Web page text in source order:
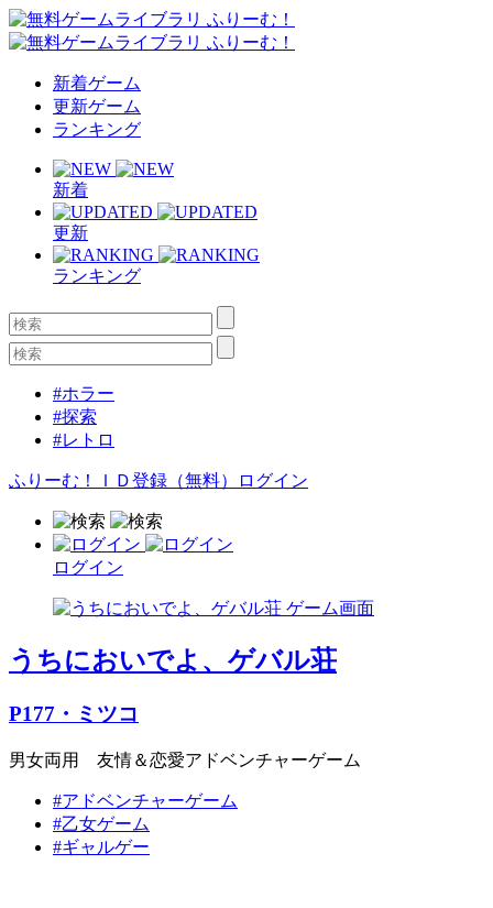
新着ゲーム
更新ゲーム
ランキング
新着
更新
ランキング
#ホラー
#探索
#レトロ
ふりーむ！ＩＤ登録（無料） ログイン
ログイン
うちにおいでよ、ゲバル荘
P177・ミツコ
男女両用 友情＆恋愛アドベンチャーゲーム
#アドベンチャーゲーム
#乙女ゲーム
#ギャルゲー